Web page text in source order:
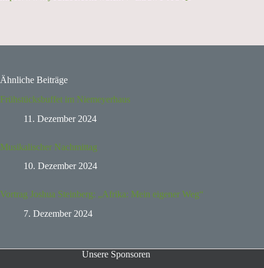
Ähnliche Beiträge
Frühstücksbuffet im Niemeyerhaus
11. Dezember 2024
Musikalischer Nachmittag
10. Dezember 2024
Vortrag Joshua Steinberg: „Afrika: Mein eigener Weg“
7. Dezember 2024
Unsere Sponsoren